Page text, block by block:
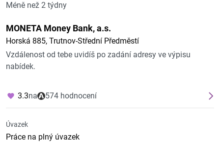
Méně než 2 týdny
MONETA Money Bank, a.s.
Horská 885, Trutnov-Střední Předměstí
Vzdálenost od tebe uvidíš po zadání adresy ve výpisu
nabídek.
3.3na 574 hodnocení
Úvazek
Práce na plný úvazek